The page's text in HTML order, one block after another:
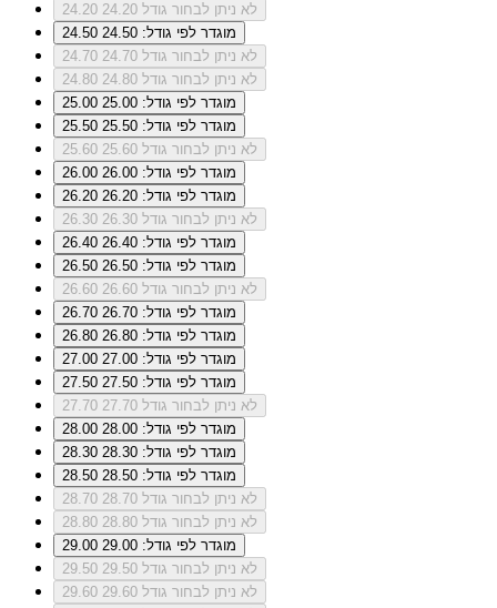
24.20
לא ניתן לבחור גודל 24.20
24.50
מוגדר לפי גודל: 24.50
24.70
לא ניתן לבחור גודל 24.70
24.80
לא ניתן לבחור גודל 24.80
25.00
מוגדר לפי גודל: 25.00
25.50
מוגדר לפי גודל: 25.50
25.60
לא ניתן לבחור גודל 25.60
26.00
מוגדר לפי גודל: 26.00
26.20
מוגדר לפי גודל: 26.20
26.30
לא ניתן לבחור גודל 26.30
26.40
מוגדר לפי גודל: 26.40
26.50
מוגדר לפי גודל: 26.50
26.60
לא ניתן לבחור גודל 26.60
26.70
מוגדר לפי גודל: 26.70
26.80
מוגדר לפי גודל: 26.80
27.00
מוגדר לפי גודל: 27.00
27.50
מוגדר לפי גודל: 27.50
27.70
לא ניתן לבחור גודל 27.70
28.00
מוגדר לפי גודל: 28.00
28.30
מוגדר לפי גודל: 28.30
28.50
מוגדר לפי גודל: 28.50
28.70
לא ניתן לבחור גודל 28.70
28.80
לא ניתן לבחור גודל 28.80
29.00
מוגדר לפי גודל: 29.00
29.50
לא ניתן לבחור גודל 29.50
29.60
לא ניתן לבחור גודל 29.60